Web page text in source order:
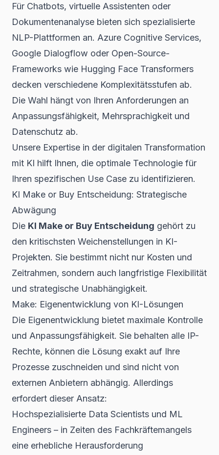
Für Chatbots, virtuelle Assistenten oder
Dokumentenanalyse bieten sich spezialisierte
NLP-Plattformen an. Azure Cognitive Services,
Google Dialogflow oder Open-Source-
Frameworks wie Hugging Face Transformers
decken verschiedene Komplexitätsstufen ab.
Die Wahl hängt von Ihren Anforderungen an
Anpassungsfähigkeit, Mehrsprachigkeit und
Datenschutz ab.
Unsere Expertise in der digitalen Transformation
mit KI hilft Ihnen, die optimale Technologie für
Ihren spezifischen Use Case zu identifizieren.
KI Make or Buy Entscheidung: Strategische
Abwägung
Die KI Make or Buy Entscheidung gehört zu
den kritischsten Weichenstellungen in KI-
Projekten. Sie bestimmt nicht nur Kosten und
Zeitrahmen, sondern auch langfristige Flexibilität
und strategische Unabhängigkeit.
Make: Eigenentwicklung von KI-Lösungen
Die Eigenentwicklung bietet maximale Kontrolle
und Anpassungsfähigkeit. Sie behalten alle IP-
Rechte, können die Lösung exakt auf Ihre
Prozesse zuschneiden und sind nicht von
externen Anbietern abhängig. Allerdings
erfordert dieser Ansatz:
Hochspezialisierte Data Scientists und ML
Engineers – in Zeiten des Fachkräftemangels
eine erhebliche Herausforderung